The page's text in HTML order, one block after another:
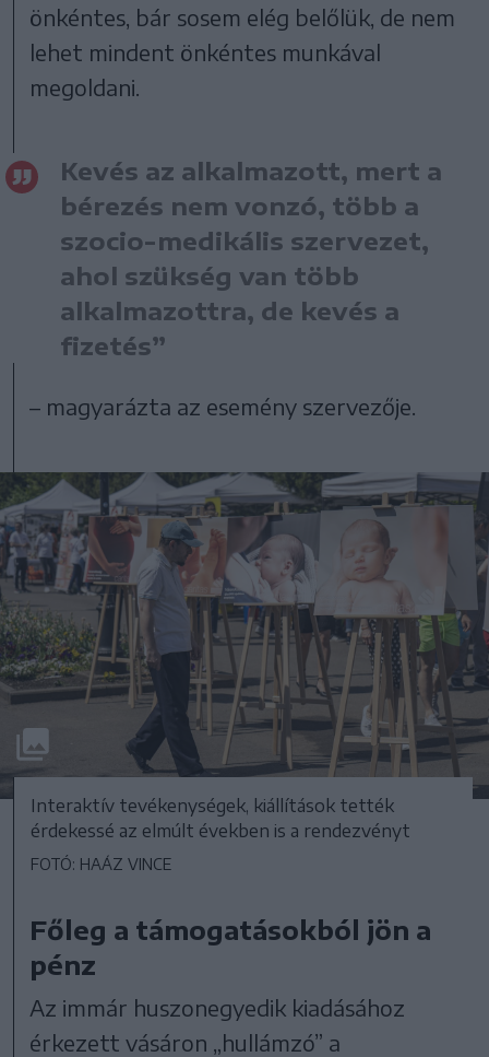
önkéntes, bár sosem elég belőlük, de nem
lehet mindent önkéntes munkával
megoldani.
Kevés az alkalmazott, mert a
bérezés nem vonzó, több a
szocio-medikális szervezet,
ahol szükség van több
alkalmazottra, de kevés a
fizetés”
– magyarázta az esemény szervezője.
Interaktív tevékenységek, kiállítások tették
érdekessé az elmúlt években is a rendezvényt
FOTÓ: HAÁZ VINCE
Főleg a támogatásokból jön a
pénz
Az immár huszonegyedik kiadásához
érkezett vásáron „hullámzó” a